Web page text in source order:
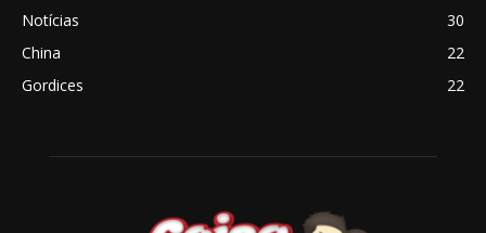
Notícias
30
China
22
Gordices
22